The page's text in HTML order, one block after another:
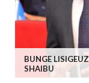
BUNGE
SHAIBU